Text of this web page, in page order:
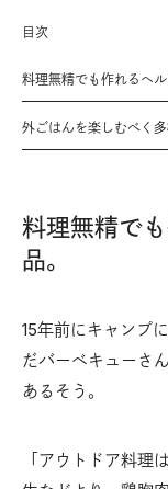
目次
料理無精でも作れるヘル
外ごはんを楽しむべく多
料理無精で
品。
15年前にキャンプ
だバーベキューさ
あるそう。
「アウトドア料理